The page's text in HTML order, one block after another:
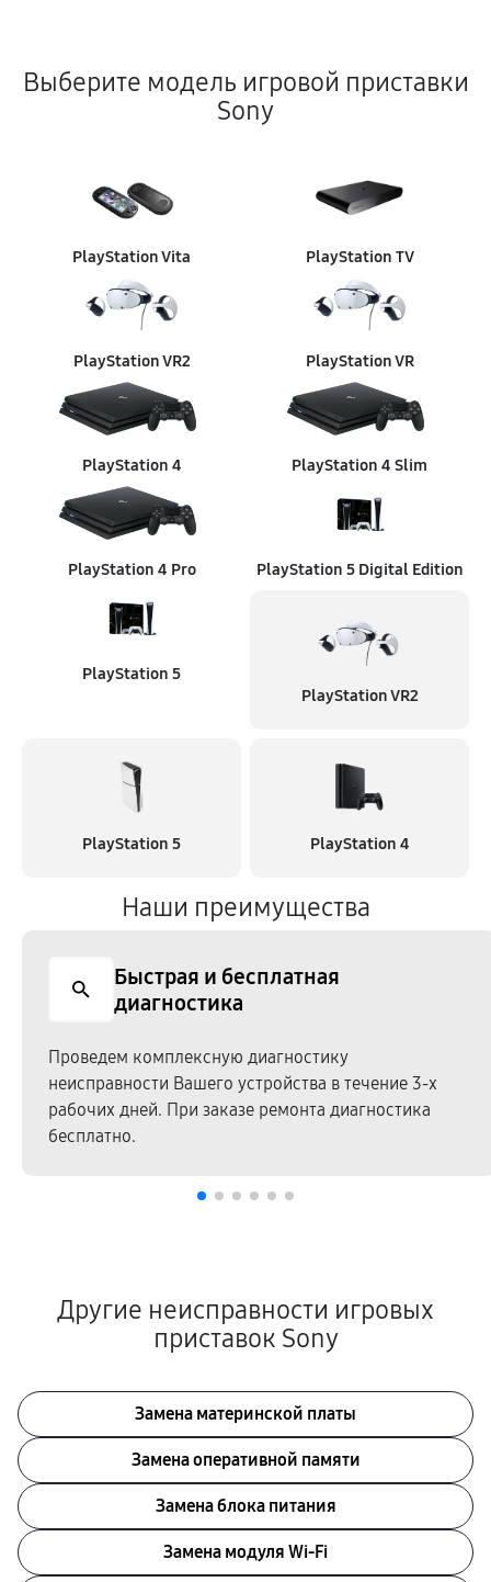
Выберите модель игровой приставки
Sony
PlayStation Vita PlayStation TV
PlayStation VR2 PlayStation VR
PlayStation 4 PlayStation 4 Slim
PlayStation 4 Pro PlayStation 5 Digital Edition
PlayStation 5
PlayStation VR2
PlayStation 5 PlayStation 4
Наши преимущества
Быстрая и бесплатная
диагностика
Проведем комплексную диагностику
неисправности Вашего устройства в течение 3-х
рабочих дней. При заказе ремонта диагностика
бесплатно.
Другие неисправности игровых
приставок Sony
Замена материнской платы
Замена оперативной памяти
Замена блока питания
Замена модуля Wi-Fi